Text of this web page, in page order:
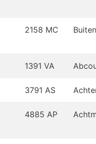
2158 MC
1391 VA
3791 AS
4885 AP